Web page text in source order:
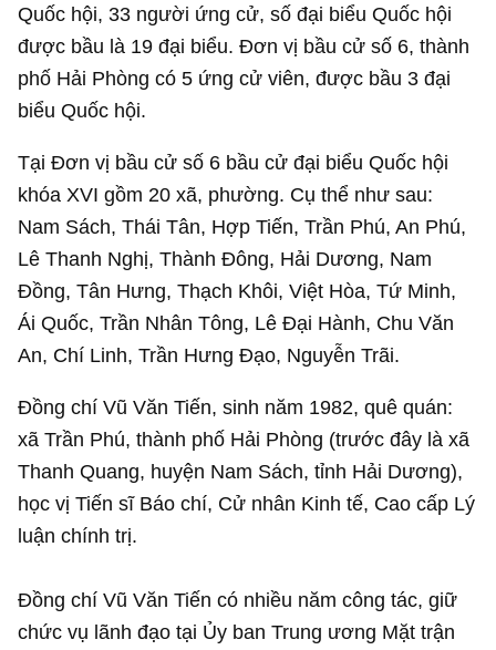
Quốc hội, 33 người ứng cử, số đại biểu Quốc hội
được bầu là 19 đại biểu. Đơn vị bầu cử số 6, thành
phố Hải Phòng có 5 ứng cử viên, được bầu 3 đại
biểu Quốc hội.
Tại Đơn vị bầu cử số 6 bầu cử đại biểu Quốc hội
khóa XVI gồm 20 xã, phường. Cụ thể như sau:
Nam Sách, Thái Tân, Hợp Tiến, Trần Phú, An Phú,
Lê Thanh Nghị, Thành Đông, Hải Dương, Nam
Đồng, Tân Hưng, Thạch Khôi, Việt Hòa, Tứ Minh,
Ái Quốc, Trần Nhân Tông, Lê Đại Hành, Chu Văn
An, Chí Linh, Trần Hưng Đạo, Nguyễn Trãi.
Đồng chí Vũ Văn Tiến, sinh năm 1982, quê quán:
xã Trần Phú, thành phố Hải Phòng (trước đây là xã
Thanh Quang, huyện Nam Sách, tỉnh Hải Dương),
học vị Tiến sĩ Báo chí, Cử nhân Kinh tế, Cao cấp Lý
luận chính trị.
Đồng chí Vũ Văn Tiến có nhiều năm công tác, giữ
chức vụ lãnh đạo tại Ủy ban Trung ương Mặt trận